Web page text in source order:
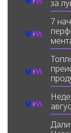
за
7
Дали